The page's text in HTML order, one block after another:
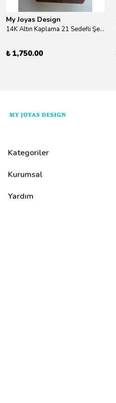
My Joyas Design
14K Altın Kaplama 21 Sedefli Şekiller Kolye 46cm
₺ 1,750.00
Kategoriler
Kurumsal
Yardım